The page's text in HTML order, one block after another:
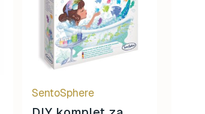
SentoSphere